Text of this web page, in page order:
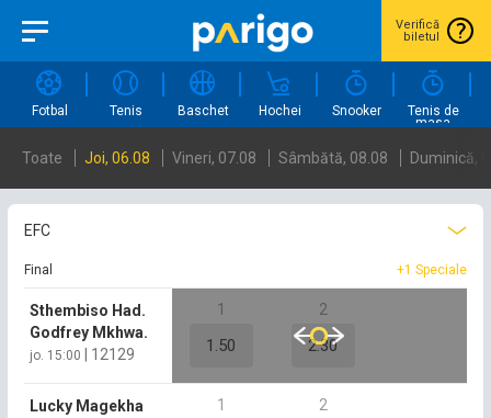
Verifică
biletul
Fotbal Tenis Baschet Hochei Snooker Tenis de
masa
Toate Joi, 06.08 Vineri, 07.08 Sâmbătă, 08.08 Duminică,
EFC
Final +1 Speciale
Sthembiso Had.
Godfrey Mkhwa.
jo. 15:00 12129
1
1.50
2
2.30
Lucky Magekha
1 2